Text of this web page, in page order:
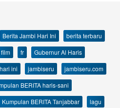
Berita Jambi Hari Ini
berita terbaru
film fr
Gubernur Al Haris
ini jambiseru
jambiseru.com
BERITA haris-sani
Kumpulan BERITA Tanjabbar
lagu